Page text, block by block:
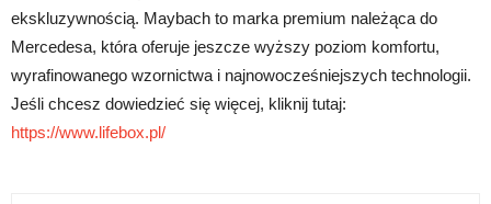
ekskluzywnością. Maybach to marka premium należąca do
Mercedesa, która oferuje jeszcze wyższy poziom komfortu,
wyrafinowanego wzornictwa i najnowocześniejszych technologii.
Jeśli chcesz dowiedzieć się więcej, kliknij tutaj:
https://www.lifebox.pl/